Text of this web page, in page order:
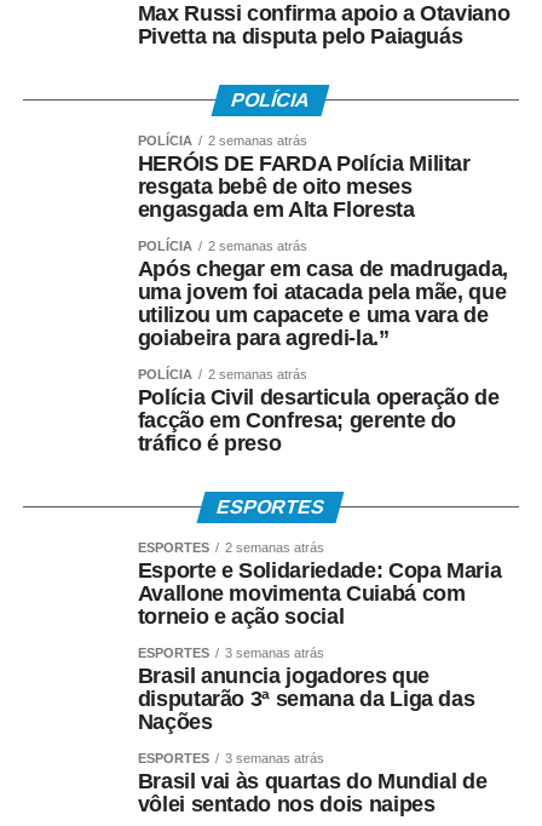
Max Russi confirma apoio a Otaviano
Pivetta na disputa pelo Paiaguás
POLÍCIA
POLÍCIA 2 semanas atrás
HERÓIS DE FARDA Polícia Militar
resgata bebê de oito meses
engasgada em Alta Floresta
POLÍCIA 2 semanas atrás
Após chegar em casa de madrugada,
uma jovem foi atacada pela mãe, que
utilizou um capacete e uma vara de
goiabeira para agredi-la.”
POLÍCIA 2 semanas atrás
Polícia Civil desarticula operação de
facção em Confresa; gerente do
tráfico é preso
ESPORTES
ESPORTES 2 semanas atrás
Esporte e Solidariedade: Copa Maria
Avallone movimenta Cuiabá com
torneio e ação social
ESPORTES 3 semanas atrás
Brasil anuncia jogadores que
disputarão 3ª semana da Liga das
Nações
ESPORTES 3 semanas atrás
Brasil vai às quartas do Mundial de
vôlei sentado nos dois naipes